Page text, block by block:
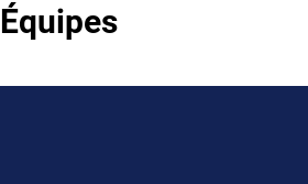
Équipes